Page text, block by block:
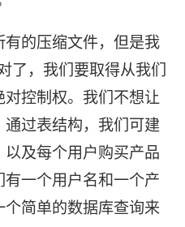
的压缩文件，但是我
了，我们要取得从我们
控制权。我们不想让
过表结构，我们可建
及每个用户购买产品
一个用户名和一个产
简单的数据库查询来